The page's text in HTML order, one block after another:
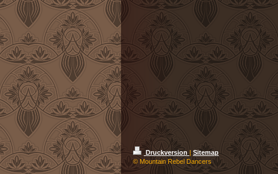
Druckversion | Sitemap
© Mountain Rebel Dancers